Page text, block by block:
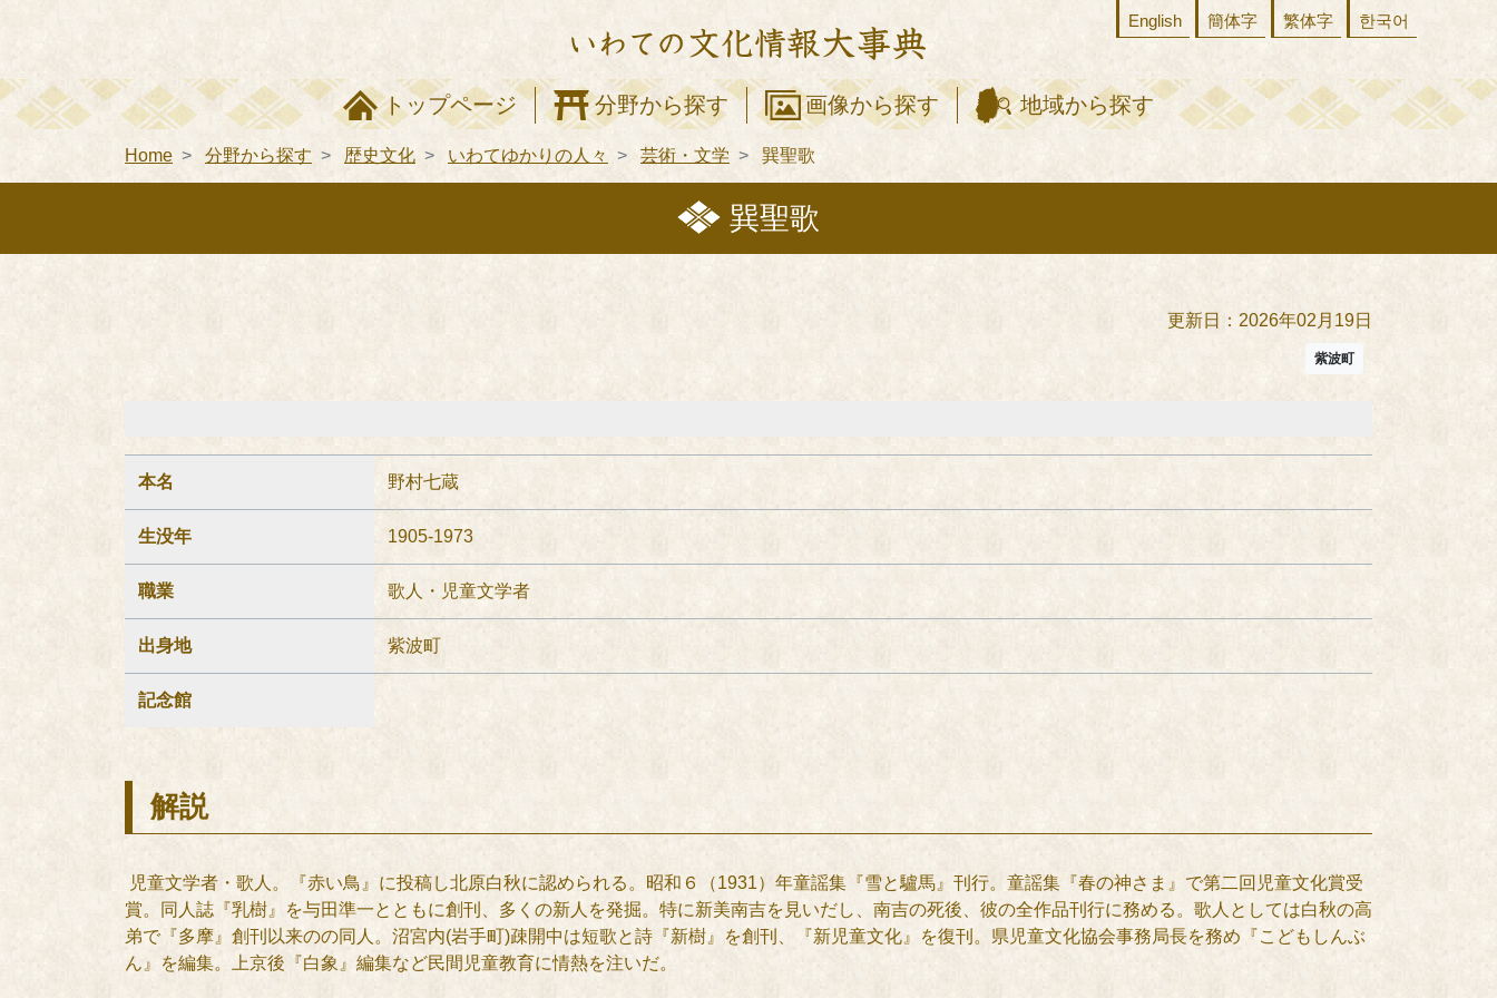
English 簡体字 繁体字 한국어
トップページ 分野から探す 画像から探す 地域から探す
Home 分野から探す 歴史文化 いわてゆかりの人々 芸術・文学 巽聖歌
巽聖歌
更新日：2026年02月19日
紫波町
本名 野村七蔵
生没年 1905-1973
職業 歌人・児童文学者
出身地 紫波町
記念館
解説
児童文学者・歌人。『赤い鳥』に投稿し北原白秋に認められる。昭和６（1931）年童謡集『雪と驢馬』刊行。童謡集『春の神さま』で第二回児童文化賞受
賞。同人誌『乳樹』を与田準一とともに創刊、多くの新人を発掘。特に新美南吉を見いだし、南吉の死後、彼の全作品刊行に務める。歌人としては白秋の高
弟で『多摩』創刊以来のの同人。沼宮内(岩手町)疎開中は短歌と詩『新樹』を創刊、『新児童文化』を復刊。県児童文化協会事務局長を務め『こどもしんぶ
ん』を編集。上京後『白象』編集など民間児童教育に情熱を注いだ。